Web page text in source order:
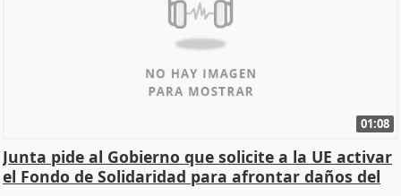
01:08
Junta pide al Gobierno que solicite a la UE activar
el Fondo de Solidaridad para afrontar daños del